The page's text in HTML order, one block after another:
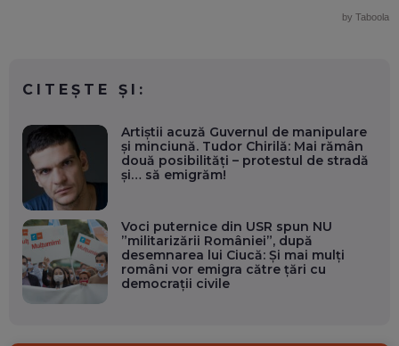
by Taboola
CITEȘTE ȘI:
Artiștii acuză Guvernul de manipulare
şi minciună. Tudor Chirilă: Mai rămân
două posibilități – protestul de stradă
și… să emigrăm!
Voci puternice din USR spun NU
”militarizării României”, după
desemnarea lui Ciucă: Și mai mulți
români vor emigra către țări cu
democrații civile